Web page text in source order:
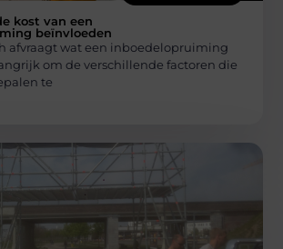
kost van een
beïnvloeden
afvraagt wat een inboedelopruiming
om de verschillende factoren die
te